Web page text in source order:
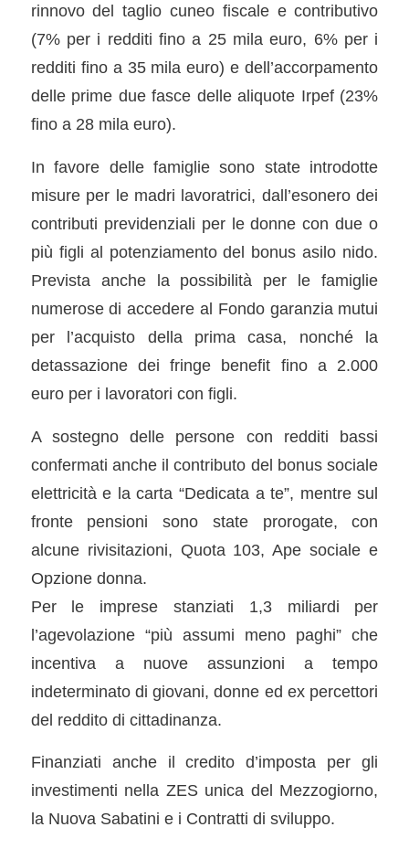
rinnovo del taglio cuneo fiscale e contributivo
(7% per i redditi fino a 25 mila euro, 6% per i
redditi fino a 35 mila euro) e dell’accorpamento
delle prime due fasce delle aliquote Irpef (23%
fino a 28 mila euro).
In favore delle famiglie sono state introdotte
misure per le madri lavoratrici, dall’esonero dei
contributi previdenziali per le donne con due o
più figli al potenziamento del bonus asilo nido.
Prevista anche la possibilità per le famiglie
numerose di accedere al Fondo garanzia mutui
per l’acquisto della prima casa, nonché la
detassazione dei fringe benefit fino a 2.000
euro per i lavoratori con figli.
A sostegno delle persone con redditi bassi
confermati anche il contributo del bonus sociale
elettricità e la carta “Dedicata a te”, mentre sul
fronte pensioni sono state prorogate, con
alcune rivisitazioni, Quota 103, Ape sociale e
Opzione donna.
Per le imprese stanziati 1,3 miliardi per
l’agevolazione “più assumi meno paghi” che
incentiva a nuove assunzioni a tempo
indeterminato di giovani, donne ed ex percettori
del reddito di cittadinanza.
Finanziati anche il credito d’imposta per gli
investimenti nella ZES unica del Mezzogiorno,
la Nuova Sabatini e i Contratti di sviluppo.